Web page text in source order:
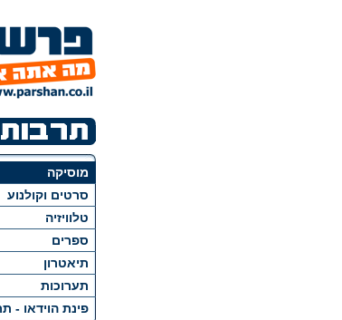
מוסיקה
סרטים וקולנוע
טלוויזיה
ספרים
תיאטרון
תערוכות
פינת הוידאו -